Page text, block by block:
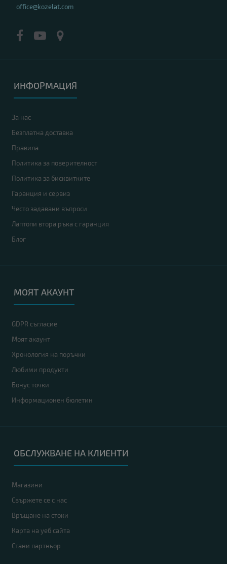
office@kozelat.com
ИНФОРМАЦИЯ
За нас
Безплатна доставка
Правила
Политика за поверителност
Политика за бисквитките
Гаранция и сервиз
Често задавани въпроси
Лаптопи втора ръка с гаранция
Блог
МОЯТ АКАУНТ
GDPR съгласие
Моят акаунт
Хронология на поръчки
Любими продукти
Бонус точки
Информационен бюлетин
ОБСЛУЖВАНЕ НА КЛИЕНТИ
Магазини
Свържете се с нас
Връщане на стоки
Карта на уеб сайта
Стани партньор